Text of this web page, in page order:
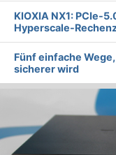
KIOXIA NX1: PCIe-
Hyperscale-
Fünf einfache
sicherer wird